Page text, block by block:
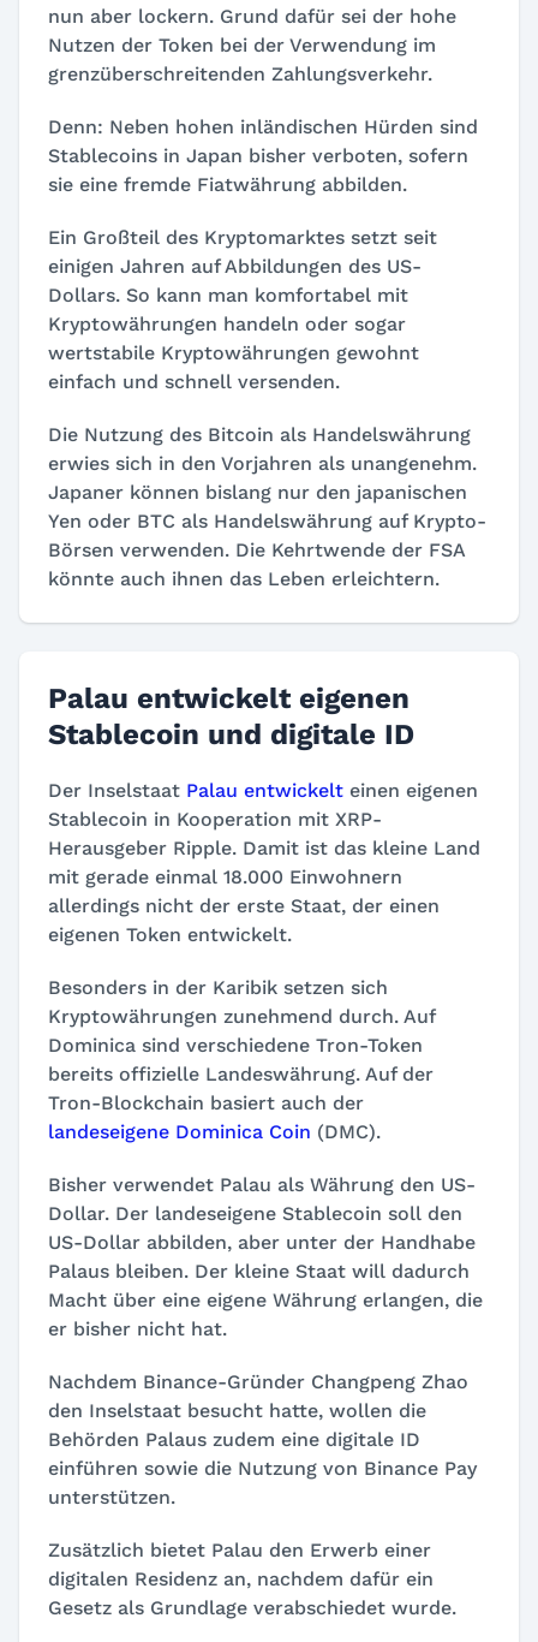
nun aber lockern. Grund dafür sei der hohe
Nutzen der Token bei der Verwendung im
grenzüberschreitenden Zahlungsverkehr.
Denn: Neben hohen inländischen Hürden sind
Stablecoins in Japan bisher verboten, sofern
sie eine fremde Fiatwährung abbilden.
Ein Großteil des Kryptomarktes setzt seit
einigen Jahren auf Abbildungen des US-
Dollars. So kann man komfortabel mit
Kryptowährungen handeln oder sogar
wertstabile Kryptowährungen gewohnt
einfach und schnell versenden.
Die Nutzung des Bitcoin als Handelswährung
erwies sich in den Vorjahren als unangenehm.
Japaner können bislang nur den japanischen
Yen oder BTC als Handelswährung auf Krypto-
Börsen verwenden. Die Kehrtwende der FSA
könnte auch ihnen das Leben erleichtern.
Palau entwickelt eigenen
Stablecoin und digitale ID
Der Inselstaat Palau entwickelt einen eigenen
Stablecoin in Kooperation mit XRP-
Herausgeber Ripple. Damit ist das kleine Land
mit gerade einmal 18.000 Einwohnern
allerdings nicht der erste Staat, der einen
eigenen Token entwickelt.
Besonders in der Karibik setzen sich
Kryptowährungen zunehmend durch. Auf
Dominica sind verschiedene Tron-Token
bereits offizielle Landeswährung. Auf der
Tron-Blockchain basiert auch der
landeseigene Dominica Coin (DMC).
Bisher verwendet Palau als Währung den US-
Dollar. Der landeseigene Stablecoin soll den
US-Dollar abbilden, aber unter der Handhabe
Palaus bleiben. Der kleine Staat will dadurch
Macht über eine eigene Währung erlangen, die
er bisher nicht hat.
Nachdem Binance-Gründer Changpeng Zhao
den Inselstaat besucht hatte, wollen die
Behörden Palaus zudem eine digitale ID
einführen sowie die Nutzung von Binance Pay
unterstützen.
Zusätzlich bietet Palau den Erwerb einer
digitalen Residenz an, nachdem dafür ein
Gesetz als Grundlage verabschiedet wurde.